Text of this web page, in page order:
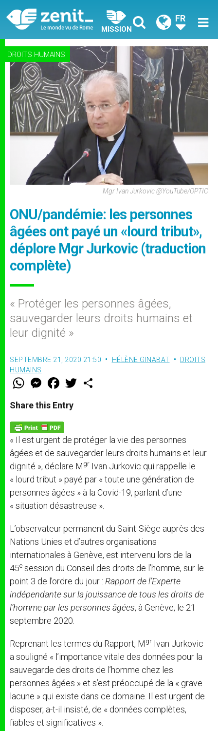
MISSION
FR
DROITS HUMAINS
Mgr Ivan Jurkovic @YouTube/OPTIC
ONU/pandémie: les personnes
âgées ont payé un «lourd tribut»,
déplore Mgr Jurkovic (traduction
complète)
« Protéger les personnes âgées,
sauvegarder leurs droits humains et
leur dignité »
SEPTEMBRE 21, 2020 21:50 HÉLÈNE GINABAT
DROITS
HUMAINS
W
t
s
p
p
M
e
s
e
g
e
r
F
a
e
b
o
k
w
Share this Entry
« Il est urgent de protéger la vie des personnes
âgées et de sauvegarder leurs droits humains et leur
dignité », déclare Mgr Ivan Jurkovic qui rappelle le
« lourd tribut » payé par « toute une génération de
personnes âgées » à la Covid-19, parlant d’une
« situation désastreuse ».
L’observateur permanent du Saint-Siège auprès des
Nations Unies et d’autres organisations
internationales à Genève, est intervenu lors de la
45e session du Conseil des droits de l’homme, sur le
point 3 de l’ordre du jour : Rapport de l’Experte
indépendante sur la jouissance de tous les droits de
l’homme par les personnes âgées, à Genève, le 21
septembre 2020.
Reprenant les termes du Rapport, Mgr Ivan Jurkovic
a souligné « l’importance vitale des données pour la
sauvegarde des droits de l’homme chez les
personnes âgées » et s’est préoccupé de la « grave
lacune » qui existe dans ce domaine. Il est urgent de
disposer, a-t-il insisté, de « données complètes,
fiables et significatives ».